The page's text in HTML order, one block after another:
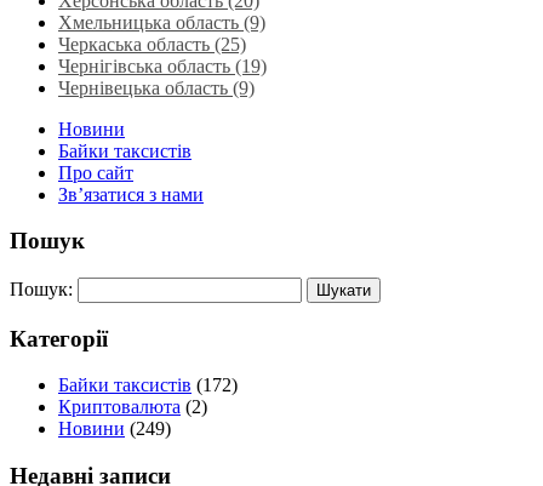
Хмельницька область‎ (9)
Черкаська область‎ (25)
Чернігівська область (19)
Чернівецька область (9)
Новини
Байки таксистів
Про сайт
Зв’язатися з нами
Пошук
Пошук:
Категорії
Байки таксистів (172)
Криптовалюта (2)
Новини (249)
Недавні записи